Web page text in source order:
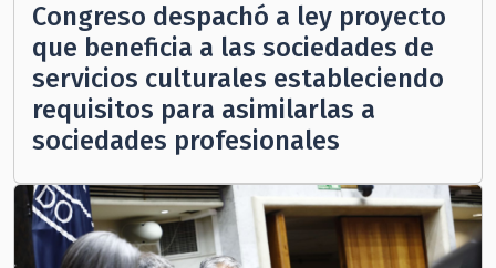
Congreso despachó a ley proyecto
que beneficia a las sociedades de
servicios culturales estableciendo
requisitos para asimilarlas a
sociedades profesionales